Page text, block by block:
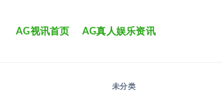
AG视讯首页 AG真人娱乐资讯
未分类